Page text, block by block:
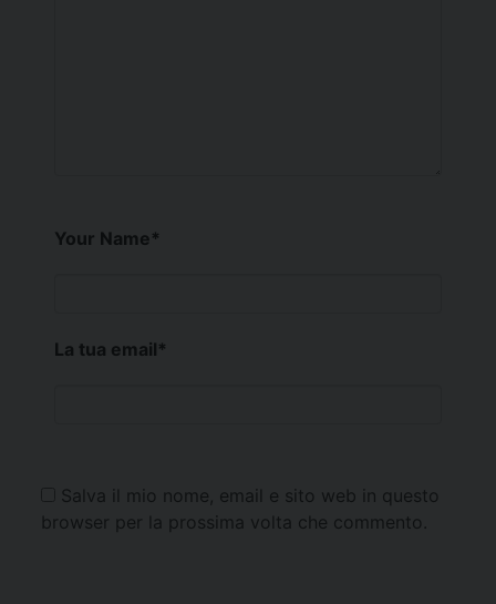
Your Name*
La tua email*
Salva il mio nome, email e sito web in questo
browser per la prossima volta che commento.